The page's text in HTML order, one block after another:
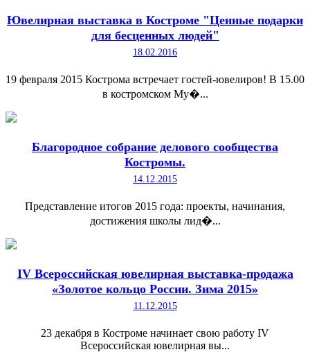
Ювелирная выставка в Костроме "Ценные подарки
для бесценных людей"
18.02.2016
19 февраля 2015 Кострома встречает гостей-ювелиров! В 15.00
в костромском Му�...
Благородное собрание делового сообщества
Костромы.
14.12.2015
Представление итогов 2015 года: проекты, начинания,
достижения школы лид�...
IV Всероссийская ювелирная выставка-продажа
«Золотое кольцо России. Зима 2015»
11.12.2015
23 декабря в Костроме начинает свою работу IV
Всероссийская ювелирная вы...